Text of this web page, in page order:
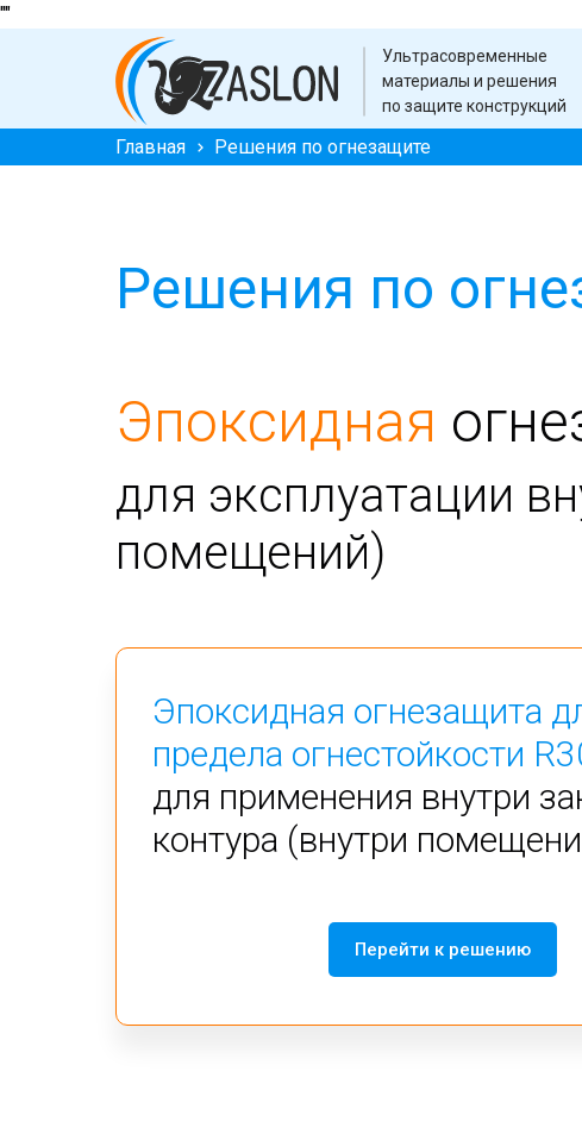
""
Ультрасовременные
материалы и решения
по защите конструкций
Главная Решения по огнезащите
Решения по
Эпоксидная
для эксплуатации
помещений)
Эпоксидная огнезащита
предела огнестойкости
для применения внутри
контура (внутри
Перейти к решению